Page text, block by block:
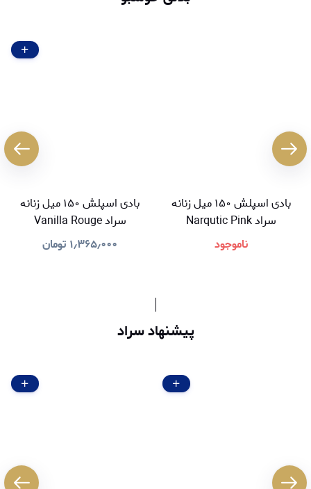
بادی اسپلش ۱۵۰ میل زنانه
سراد Narqutic Pink
ناموجود
بادی اسپلش ۱۵۰ میل زنانه
سراد Vanilla Rouge
۱٫۳۶۵٫۰۰۰ تومان
پیشنهاد سراد